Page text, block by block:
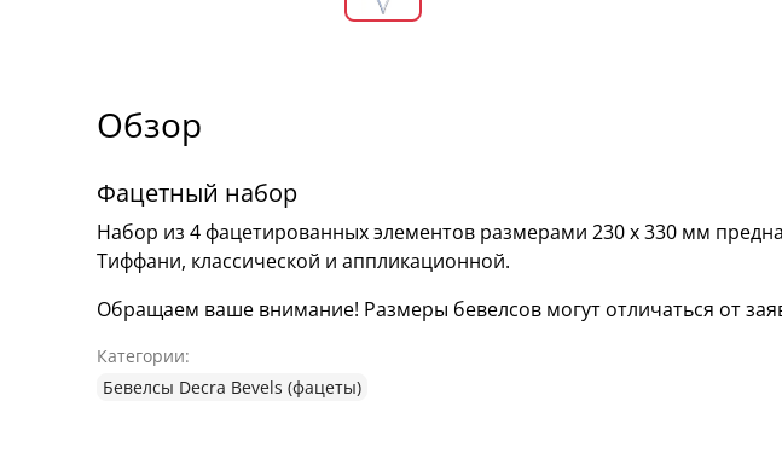
Обзор
Фацетный набор
Набор из 4 фацетированных элементов размерами 230 х 330 мм
Тиффани, классической и аппликационной.
Обращаем ваше внимание! Размеры бевелсов могут отличаться от
Категории:
Бевелсы Decra Bevels (фацеты)